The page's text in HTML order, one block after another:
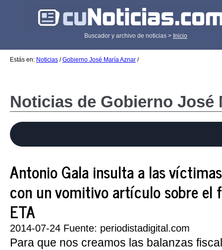
Buscador y archivo de noticias > Inicio
Estás en: Noticias /Gobierno José María Aznar /
Noticias de Gobierno José
Antonio Gala insulta a las
con un vomitivo artículo sobre el
ETA
2014-07-24 Fuente: periodistadigital.com
Para que nos creamos las balanzas